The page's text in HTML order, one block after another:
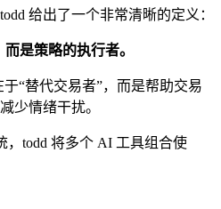
给出了一个非常清晰的定义：
是策略的执行者。
“替代交易者”，而是帮助交易
少情绪干扰。
，todd 将多个 AI 工具组合使